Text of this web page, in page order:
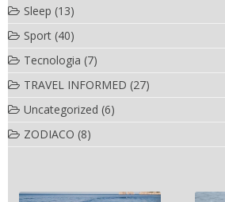
Sleep (13)
Sport (40)
Tecnologia (7)
TRAVEL INFORMED (27)
Uncategorized (6)
ZODIACO (8)